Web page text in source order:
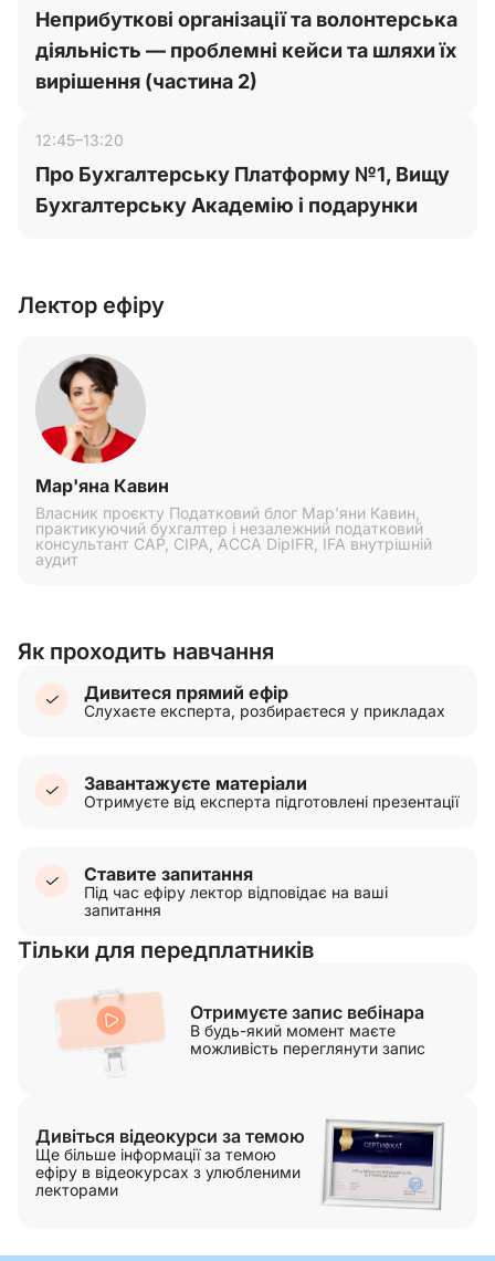
Неприбуткові організації та волонтерська
діяльність — проблемні кейси та шляхи їх
вирішення (частина 2)
12:45–13:20
Про Бухгалтерську Платформу №1, Вищу
Бухгалтерську Академію і подарунки
Лектор ефіру
Мар'яна Кавин
Власник проєкту Податковий блог Мар'яни Кавин,
практикуючий бухгалтер і незалежний податковий
консультант CAP, СІРА, АССА DipIFR, IFA внутрішній
аудит
Як проходить навчання
Дивитеся прямий ефір
Слухаєте експерта, розбираєтеся у прикладах
Завантажуєте матеріали
Отримуєте від експерта підготовлені презентації
Ставите запитання
Під час ефіру лектор відповідає на ваші
запитання
Тільки для передплатників
Отримуєте запис вебінара
В будь-який момент маєте
можливість переглянути запис
Дивіться відеокурси за темою
Ще більше інформації за темою
ефіру в відеокурсах з улюбленими
лекторами